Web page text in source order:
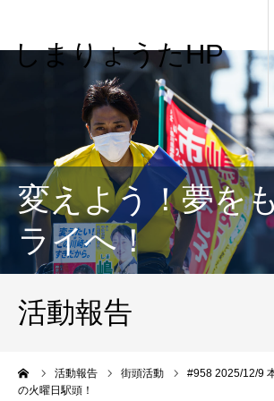
しまりょうたHP
変えよう！夢を
ライへ！
活動報告
活動報告 街頭活動
#958 2025/12/9
の火曜日駅頭！